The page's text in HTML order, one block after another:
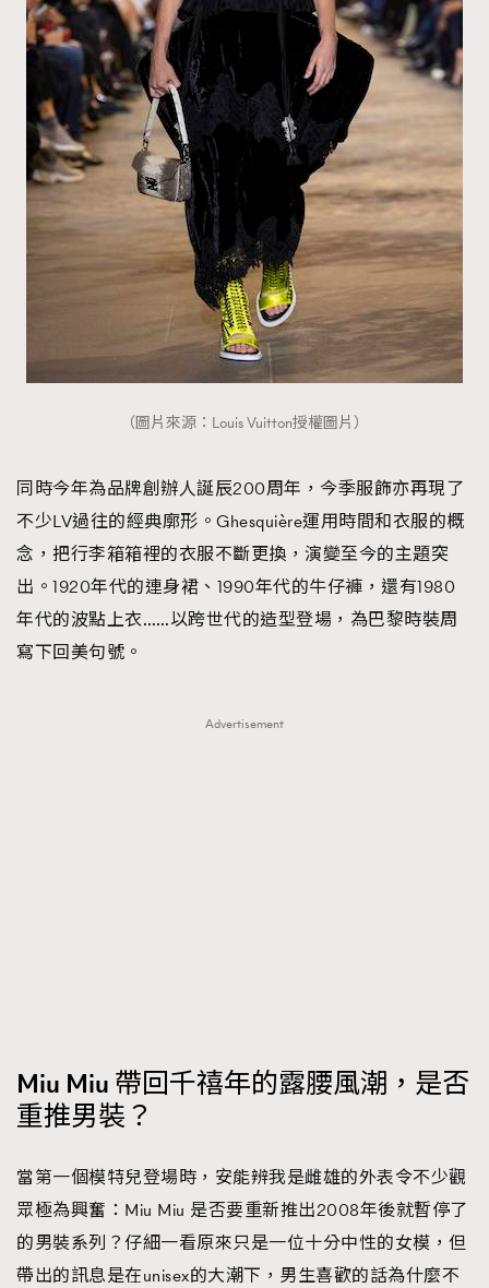
（圖片來源：Louis Vuitton授權圖片）
同時今年為品牌創辦人誕辰200周年，今季服飾亦再現了
不少LV過往的經典廓形。Ghesquière運用時間和衣服的概
念，把行李箱箱裡的衣服不斷更換，演變至今的主題突
出。1920年代的連身裙、1990年代的牛仔褲，還有1980
年代的波點上衣……以跨世代的造型登場，為巴黎時裝周
寫下回美句號。
Advertisement
Miu Miu 帶回千禧年的露腰風潮，是否
重推男裝？
當第一個模特兒登場時，安能辨我是雌雄的外表令不少觀
眾極為興奮：Miu Miu 是否要重新推出2008年後就暫停了
的男裝系列？仔細一看原來只是一位十分中性的女模，但
帶出的訊息是在unisex的大潮下，男生喜歡的話為什麼不